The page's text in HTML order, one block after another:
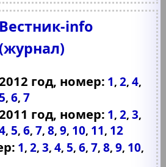
Вестник-info
(журнал)
год, номер: 1,2,4,
5,6,7
год, номер: 1,2,3,
, 5,6,7,8,9, 10, 11, 12
1,2,3,4, 5,6,7,8,9, 10,